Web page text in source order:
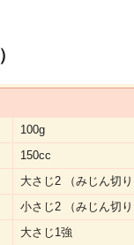
100g
150cc
大さじ2 （みじん切り
小さじ2 （みじん切り
大さじ1強